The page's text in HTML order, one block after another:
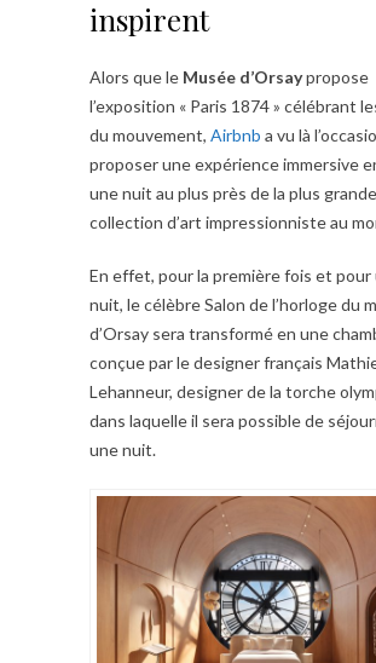
inspirent
Alors que le Musée d’Orsaypropose
l’exposition « Paris 1874 » célébrant
du mouvement, Airbnb a vu là
proposer une expérience immersive
une nuit au plus près de la plus grande
collection d’art impressionniste au
En effet, pour la première fois et pour
nuit, le célèbre Salon de l’horloge du
d’Orsay sera transformé en une
conçue par le designer français
Lehanneur, designer de la torche
dans laquelle il sera possible de
une nuit.